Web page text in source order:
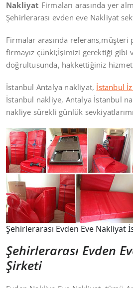
Nakliyat Firmaları arasında yer
Şehirlerarası evden eve Nakliyat
Firmalar arasında referans,müşteri
firmayız çünki;İşimizi gerektiği gibi
doğrultusunda, hakkettiğiniz
İstanbul Antalya nakliyat, İstanbul
İstanbul nakliye, Antalya İstanbul
nakliye sürekli günlük
Şehirlerarası Evden Eve Nakliyat
Şehirlerarası Evden
Şirketi